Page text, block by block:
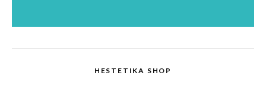
HESTETIKA SHOP